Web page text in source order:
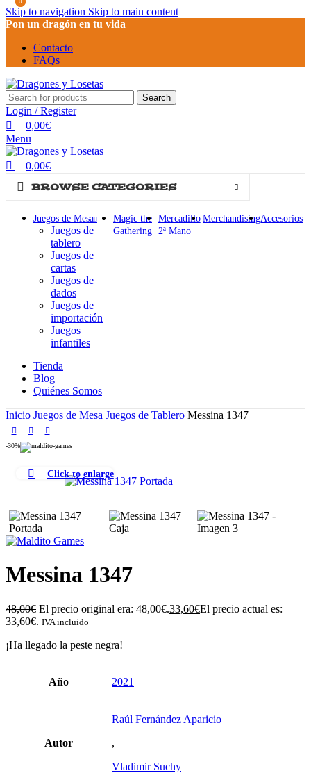
Skip to navigation Skip to main content
Pon un dragón en tu vida
Contacto
FAQs
Search
Login / Register
0
0,00€
Menu
0
0,00€
BROWSE CATEGORIES
Juegos de Mesa
Juegos de
tablero
Juegos de
cartas
Juegos de
dados
Juegos de
importación
Juegos
infantiles
Magic the
Gathering
Mercadillo
2ª Mano
MerchandisingAccesorios
Tienda
Blog
Quiénes Somos
Inicio Juegos de Mesa Juegos de Tablero Messina 1347
-30%
Click to enlarge
Messina 1347
48,00€ El precio original era: 48,00€.33,60€El precio actual es:
33,60€. IVA incluido
¡Ha llegado la peste negra!
Año 2021
Autor
Raúl Fernández Aparicio
,
Vladimir Suchy